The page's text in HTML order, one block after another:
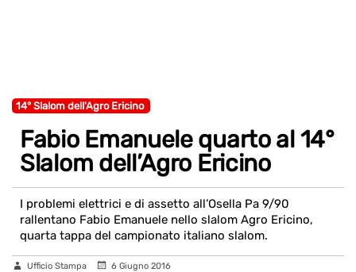
14° Slalom dell'Agro Ericino
Fabio Emanuele quarto al 14°
Slalom dell’Agro Ericino
I problemi elettrici e di assetto all’Osella Pa 9/90
rallentano Fabio Emanuele nello slalom Agro Ericino,
quarta tappa del campionato italiano slalom.
Ufficio Stampa 6 Giugno 2016